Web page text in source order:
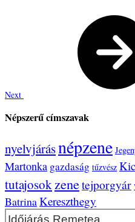
Next
Népszerű címszavak
nyelvjárásnépzene
Martonka gazdaság tűzvész
tutajosok zenetejporgyár
BatrinaKereszthegy